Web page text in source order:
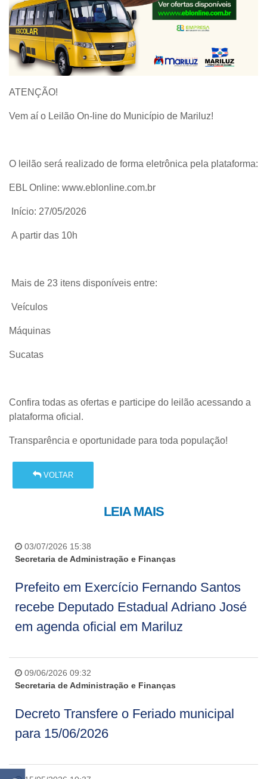
ATENÇÃO!
Vem aí o Leilão On-line do Município de Mariluz!
O leilão será realizado de forma eletrônica pela plataforma:
EBL Online: www.eblonline.com.br
Início: 27/05/2026
A partir das 10h
Mais de 23 itens disponíveis entre:
Veículos
Máquinas
Sucatas
Confira todas as ofertas e participe do leilão acessando a
plataforma oficial.
Transparência e oportunidade para toda população!
VOLTAR
LEIA MAIS
03/07/2026 15:38
Secretaria de Administração e Finanças
Prefeito em Exercício Fernando Santos
recebe Deputado Estadual Adriano José
em agenda oficial em Mariluz
09/06/2026 09:32
Secretaria de Administração e Finanças
Decreto Transfere o Feriado municipal
para 15/06/2026